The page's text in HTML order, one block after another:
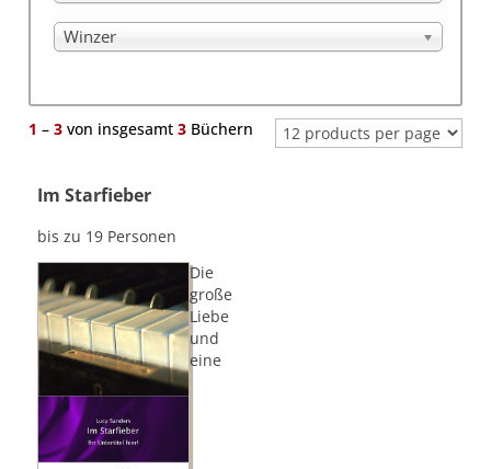
Winzer
1 –3 von insgesamt3 Büchern
Im Starfieber
bis zu 19 Personen
Die
große
Liebe
und
eine